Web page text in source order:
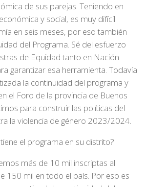
de sus parejas. Teniendo en
y social, es muy difícil
en seis meses, por eso también
del Programa. Sé del esfuerzo
de Equidad tanto en Nación
garantizar esa herramienta. Todavía
la continuidad del programa y
el Foro de la provincia de Buenos
para construir las políticas del
la violencia de género 2023/2024.
el programa en su distrito?
más de 10 mil inscriptas al
150 mil en todo el país. Por eso es